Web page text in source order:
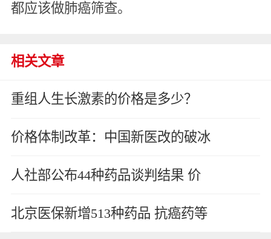
都应该做肺癌筛查。
相关文章
重组人生长激素的价格是多少？
价格体制改革：中国新医改的破冰
人社部公布44种药品谈判结果 价
北京医保新增513种药品 抗癌药等